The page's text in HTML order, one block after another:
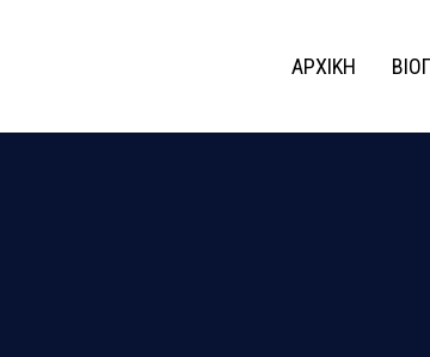
ΑΡΧΙΚΗ